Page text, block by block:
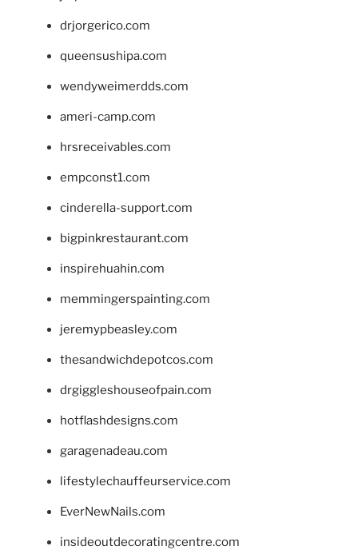
drjorgerico.com
queensushipa.com
wendyweimerdds.com
ameri-camp.com
hrsreceivables.com
empconst1.com
cinderella-support.com
bigpinkrestaurant.com
inspirehuahin.com
memmingerspainting.com
jeremypbeasley.com
thesandwichdepotcos.com
drgiggleshouseofpain.com
hotflashdesigns.com
garagenadeau.com
lifestylechauffeurservice.com
EverNewNails.com
insideoutdecoratingcentre.com